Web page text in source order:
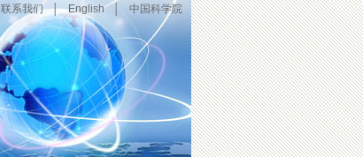
联系我们 │ English 中国科学院